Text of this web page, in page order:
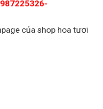
của shop hoa tươi